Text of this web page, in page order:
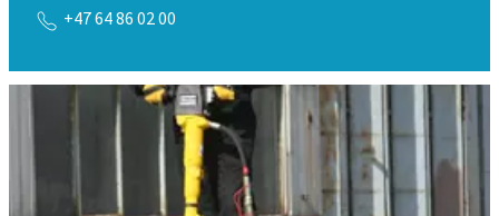
+47 64 86 02 00